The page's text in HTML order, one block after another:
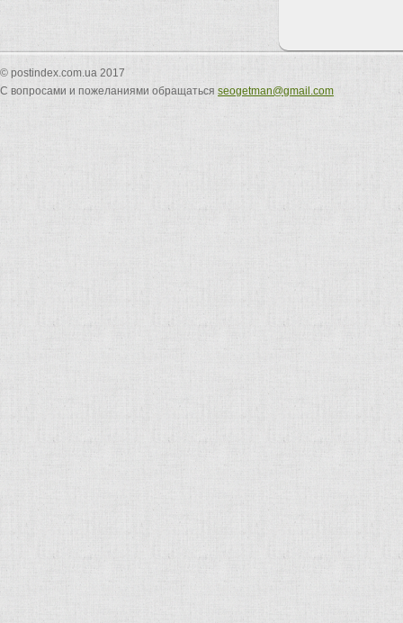
© postindex.com.ua 2017
С вопросами и пожеланиями обращаться seogetman@gmail.com